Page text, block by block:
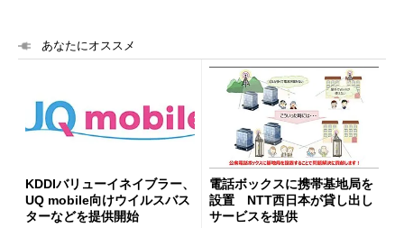
あなたにオススメ
KDDIバリューイネイブラー、
UQ mobile向けウイルスバス
ターなどを提供開始
電話ボックスに携帯基地局を
設置 NTT西日本が貸し出し
サービスを提供